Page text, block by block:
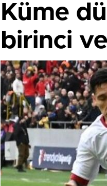
Küme
birinci